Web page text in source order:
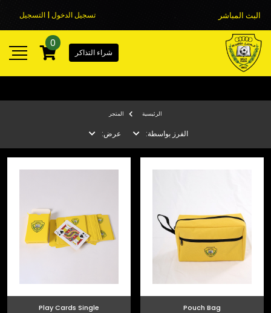
البث المباشر تسجيل الدخول | التسجيل
شراء التذاكر
0
الرئيسية المتجر
الفرز بواسطة: عرض:
Pouch Bag
Play Cards Single